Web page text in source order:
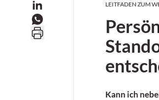
LEITFADEN ZUM
Kann ich